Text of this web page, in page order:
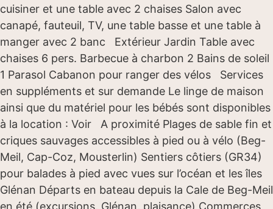
cuisiner et une table avec 2 chaises Salon avec
canapé, fauteuil, TV, une table basse et une table à
manger avec 2 banc Extérieur Jardin Table avec
chaises 6 pers. Barbecue à charbon 2 Bains de soleil
1 Parasol Cabanon pour ranger des vélos Services
en suppléments et sur demande Le linge de maison
ainsi que du matériel pour les bébés sont disponibles
à la location : Voir A proximité Plages de sable fin et
criques sauvages accessibles à pied ou à vélo (Beg-
Meil, Cap-Coz, Mousterlin) Sentiers côtiers (GR34)
pour balades à pied avec vues sur l’océan et les îles
Glénan Départs en bateau depuis la Cale de Beg-Meil
en été (excursions, Glénan, plaisance) Commerces